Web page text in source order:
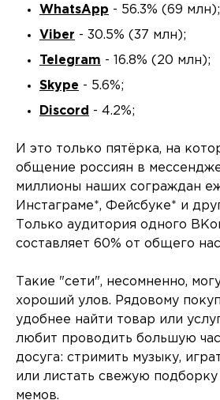
WhatsApp - 56.3% (69 млн);
Viber - 30.5% (37 млн);
Telegram - 16.8% (20 млн);
Skype - 5.6%;
Discord - 4.2%;
И это только пятёрка, на
общение россиян в
миллионы наших сограждан
Инстаграме*, Фейсбуке* и
Только аудитория одного
составляет 60% от общего
Такие "сети", несомненно,
хороший улов. Рядовому
удобнее найти товар или
любит проводить большую
досуга: стримить музыку,
или листать свежую
мемов.